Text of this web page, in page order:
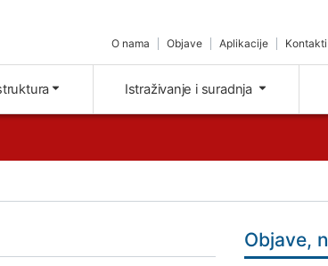
O nama Objave Aplikacije Kontakti
Istraživanje i suradnja
Objave,